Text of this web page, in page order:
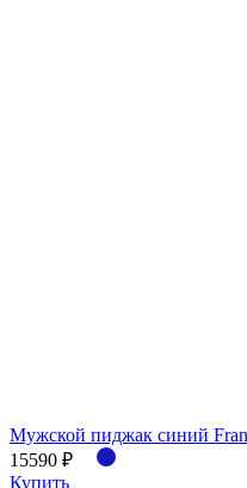
Мужской пиджак синий
15590 ₽
Купить